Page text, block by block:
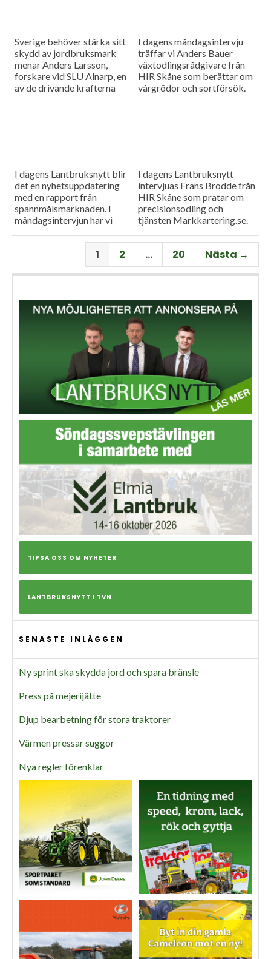
Sverige behöver stärka sitt
skydd av jordbruksmark
menar Anders Larsson,
forskare vid SLU Alnarp, en
av de drivande krafterna
I dagens måndagsintervju
träffar vi Anders Bauer
växtodlingsrådgivare från
HIR Skåne som berättar om
vårgrödor och sortförsök.
I dagens Lantbruksnytt blir
det en nyhetsuppdatering
med en rapport från
spannmålsmarknaden. I
måndagsintervjun har vi
Per Larsson som idag har
rollen som senior advisor på
I dagens Lantbruksnytt
intervjuas Frans Brodde från
HIR Skåne som pratar om
precisionsodling och
tjänsten Markkartering.se.
nyhetsuppdatering med en
rapport från
spannmålsmarknaden.
1 2 … 20 Nästa →
TIPSA OSS OM NYHETER
LANTBRUKSNYTT I TVN
SENASTE INLÄGGEN
Ny sprint ska skydda jord och spara bränsle
Press på mejerijätte
Djup bearbetning för stora traktorer
Värmen pressar suggor
Nya regler förenklar